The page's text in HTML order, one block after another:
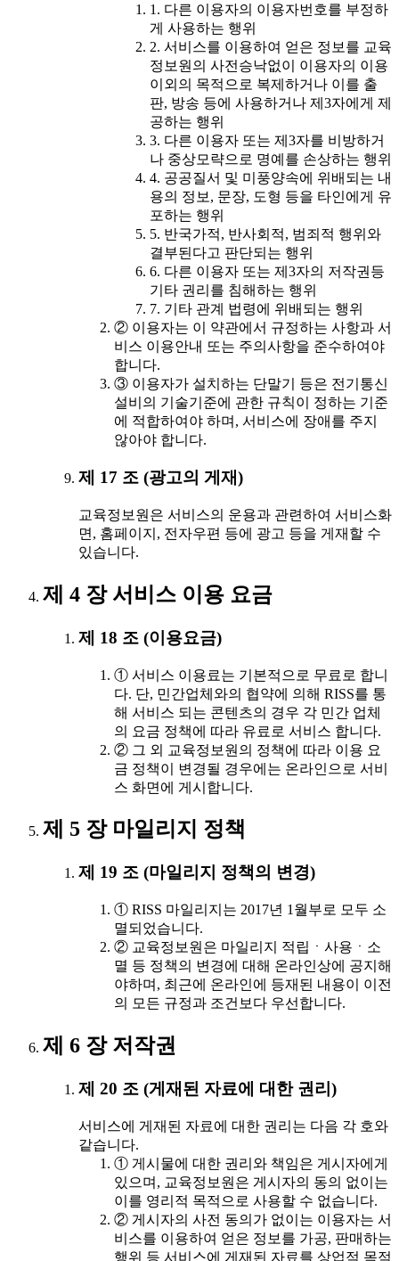
1. 다른 이용자의 이용자번호를 부정하
게 사용하는 행위
2. 서비스를 이용하여 얻은 정보를 교육
정보원의 사전승낙없이 이용자의 이용
이외의 목적으로 복제하거나 이를 출
판, 방송 등에 사용하거나 제3자에게 제
공하는 행위
3. 다른 이용자 또는 제3자를 비방하거
나 중상모략으로 명예를 손상하는 행위
4. 공공질서 및 미풍양속에 위배되는 내
용의 정보, 문장, 도형 등을 타인에게 유
포하는 행위
5. 반국가적, 반사회적, 범죄적 행위와
결부된다고 판단되는 행위
6. 다른 이용자 또는 제3자의 저작권등
기타 권리를 침해하는 행위
7. 기타 관계 법령에 위배되는 행위
② 이용자는 이 약관에서 규정하는 사항과 서
비스 이용안내 또는 주의사항을 준수하여야
합니다.
③ 이용자가 설치하는 단말기 등은 전기통신
설비의 기술기준에 관한 규칙이 정하는 기준
에 적합하여야 하며, 서비스에 장애를 주지
않아야 합니다.
제 17 조 (광고의 게재)
교육정보원은 서비스의 운용과 관련하여 서비스화
면, 홈페이지, 전자우편 등에 광고 등을 게재할 수
있습니다.
제 4 장 서비스 이용 요금
제 18 조 (이용요금)
① 서비스 이용료는 기본적으로 무료로 합니
다. 단, 민간업체와의 협약에 의해 RISS를 통
해 서비스 되는 콘텐츠의 경우 각 민간 업체
의 요금 정책에 따라 유료로 서비스 합니다.
② 그 외 교육정보원의 정책에 따라 이용 요
금 정책이 변경될 경우에는 온라인으로 서비
스 화면에 게시합니다.
제 5 장 마일리지 정책
제 19 조 (마일리지 정책의 변경)
① RISS 마일리지는 2017년 1월부로 모두 소
멸되었습니다.
② 교육정보원은 마일리지 적립ㆍ사용ㆍ소
멸 등 정책의 변경에 대해 온라인상에 공지해
야하며, 최근에 온라인에 등재된 내용이 이전
의 모든 규정과 조건보다 우선합니다.
제 6 장 저작권
제 20 조 (게재된 자료에 대한 권리)
서비스에 게재된 자료에 대한 권리는 다음 각 호와
같습니다.
① 게시물에 대한 권리와 책임은 게시자에게
있으며, 교육정보원은 게시자의 동의 없이는
이를 영리적 목적으로 사용할 수 없습니다.
② 게시자의 사전 동의가 없이는 이용자는 서
비스를 이용하여 얻은 정보를 가공, 판매하는
행위 등 서비스에 게재된 자료를 상업적 목적